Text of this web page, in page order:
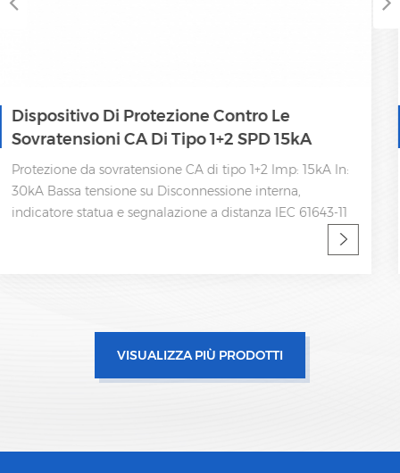
Protezione Da Sovratensione Di Tipo 1+2 AC
SPD 25kA
Protezione da sovratensione CA di tipo 1+2 Imp: 25kA In:
50kA Bassa tensione su Disconnessione interna,
indicatore statua e segnalazione a distanza IEC 61643-11
VISUALIZZA PIÙ PRODOTTI